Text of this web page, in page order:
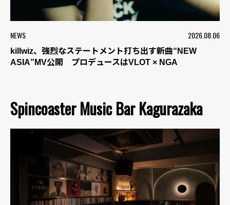
NEWS 2026.08.06
killwiz、強烈なステートメント打ち出す新曲“NEW
ASIA”MV公開 プロデュースはVLOT × NGA
Spincoaster Music Bar Kagurazaka